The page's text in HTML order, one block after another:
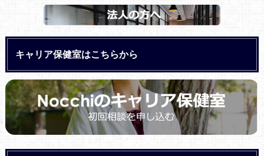
キャリア保健室はこちらから